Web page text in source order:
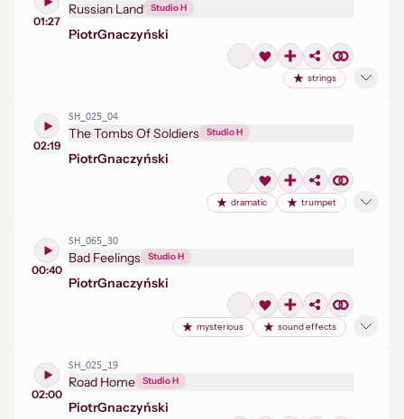
01:27
Russian Land Studio H
PiotrGnaczyński
strings
02:19
SH_025_04
The Tombs Of Soldiers Studio H
PiotrGnaczyński
dramatic trumpet
00:40
SH_065_30
Bad Feelings Studio H
PiotrGnaczyński
mysterious sound effects
02:00
SH_025_19
Road Home Studio H
PiotrGnaczyński